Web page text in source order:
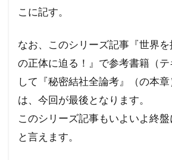
こに記す。
なお、このシリーズ記事『世界
の正体に迫る！』で参考書籍（
して『秘密結社全論考』（の本
は、今回が最後となります。
このシリーズ記事もいよいよ終
と言えます。
LGBT理解増進法
DEW
CO²犯人説
CFR
CCP SARS-CoV-2
イベルメクチン
アダム・ヴ
イジメ